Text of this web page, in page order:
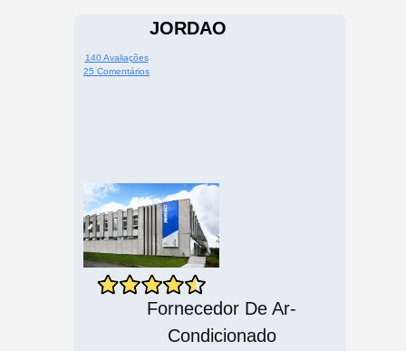
JORDAO
140 Avaliações
25 Comentários
Fornecedor De Ar-
Condicionado